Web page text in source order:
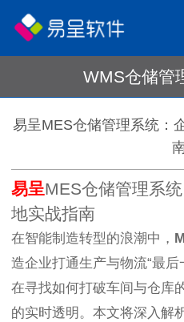
WMS仓储管
易呈MES仓储管理系统：
易呈MES仓储管理系
地实战指南
在智能制造转型的浪潮中，
造企业打通生产与物流“最
在寻找如何打破车间与仓库
的实时透明。本文将深入解